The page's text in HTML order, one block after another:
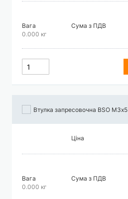
Вага
0.000 кг
Сума з ПДВ
Втулка запресовочна BSO М3х5
Ціна
Вага
0.000 кг
Сума з ПДВ